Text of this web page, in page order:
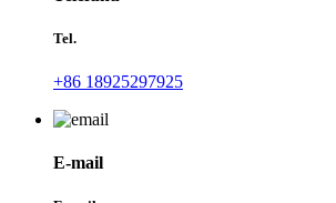
Tel.
+86 18925297925
E-mail